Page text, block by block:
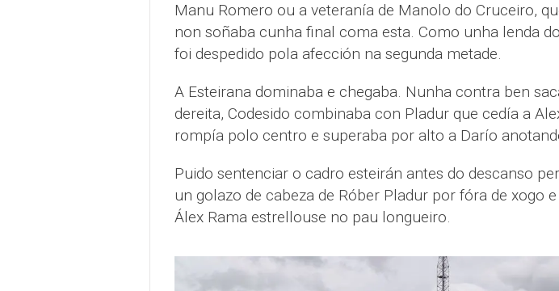
Manu Romero ou a veteranía de Manolo do Cruceiro,
non soñaba cunha final coma esta. Como unha lenda
foi despedido pola afección na segunda metade.
A Esteirana dominaba e chegaba. Nunha contra ben
dereita, Codesido combinaba con Pladur que cedía a
rompía polo centro e superaba por alto a Darío
Puido sentenciar o cadro esteirán antes do descanso
un golazo de cabeza de Róber Pladur por fóra de xogo
Álex Rama estrellouse no pau longueiro.